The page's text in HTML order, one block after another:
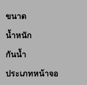
ขนาด
น้ำหนัก
กันน้ำ
ประเภทหน้าจอ